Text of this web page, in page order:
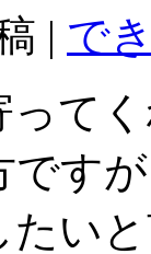
| で
て
です
たい